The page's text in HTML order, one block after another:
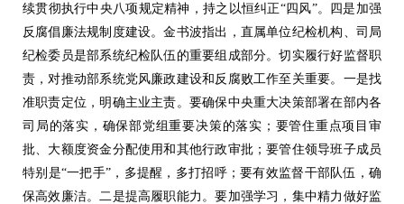
续贯彻执行中央八项规定精神，持之以恒纠正“四风”。四是加强
反腐倡廉法规制度建设。金书波指出，直属单位纪检机构、司局
纪检委员是部系统纪检队伍的重要组成部分。切实履行好监督职
责，对推动部系统党风廉政建设和反腐败工作至关重要。一是找
准职责定位，明确主业主责。要确保中央重大决策部署在部内各
司局的落实，确保部党组重要决策的落实；要管住重点项目审
批、大额度资金分配使用和其他行政审批；要管住领导班子成员
特别是“一把手”，多提醒，多打招呼；要有效监督干部队伍，确
保高效廉洁。二是提高履职能力。要加强学习，集中精力做好监